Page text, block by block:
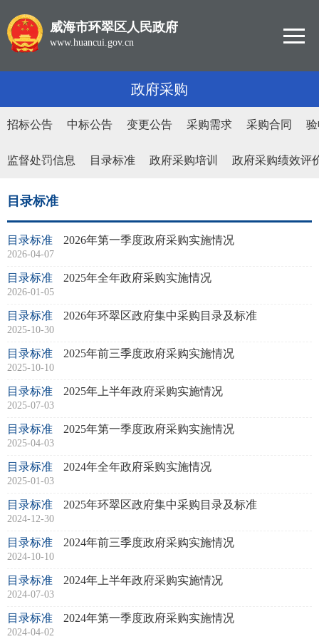
威海市环翠区人民政府
www.huancui.gov.cn
政府采购
招标公告 中标公告 变更公告 采购需求 采购合同
监督处罚信息 目录标准 政府采购培训 政府采购绩效评
目录标准
目录标准 2026年第一季度政府采购实施情况
2026-04-07
目录标准 2025年全年政府采购实施情况
2026-01-05
目录标准 2026年环翠区政府集中采购目录及标准
2025-10-30
目录标准 2025年前三季度政府采购实施情况
2025-10-10
目录标准 2025年上半年政府采购实施情况
2025-07-03
目录标准 2025年第一季度政府采购实施情况
2025-04-03
目录标准 2024年全年政府采购实施情况
2025-01-03
目录标准 2025年环翠区政府集中采购目录及标准
2024-12-30
目录标准 2024年前三季度政府采购实施情况
2024-10-10
目录标准 2024年上半年政府采购实施情况
2024-07-03
目录标准 2024年第一季度政府采购实施情况
2024-04-02